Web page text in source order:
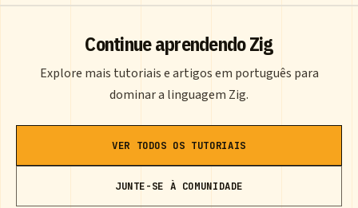
Continue aprendendo Zig
Explore mais tutoriais e artigos em português para
dominar a linguagem Zig.
VER TODOS OS TUTORIAIS
JUNTE-SE À COMUNIDADE